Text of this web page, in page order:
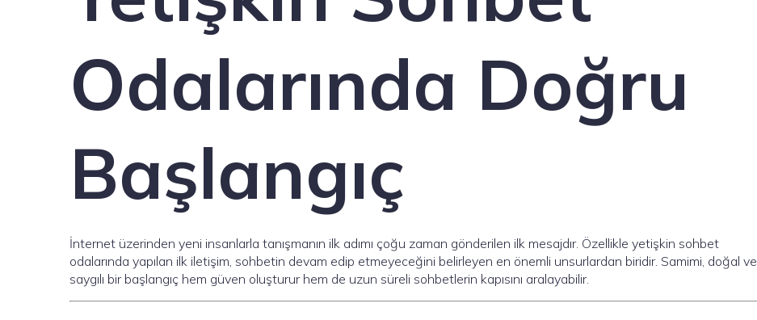
Odalarında Doğru
Başlangıç
İnternet üzerinden yeni insanlarla tanışmanın ilk adımı çoğu zaman gönderilen ilk mesajdır. Özellikle yetişkin sohbet
odalarında yapılan ilk iletişim, sohbetin devam edip etmeyeceğini belirleyen en önemli unsurlardan biridir. Samimi, doğal ve
saygılı bir başlangıç hem güven oluşturur hem de uzun süreli sohbetlerin kapısını aralayabilir.